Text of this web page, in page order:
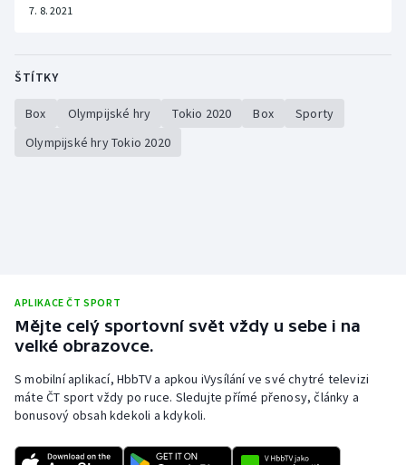
7. 8. 2021
ŠTÍTKY
Box Olympijské hry Tokio 2020 Box
Sporty
Olympijské hry Tokio 2020
APLIKACE ČT SPORT
Mějte celý sportovní svět vždy u sebe i na
velké obrazovce.
S mobilní aplikací, HbbTV a apkou iVysílání ve své chytré televizi
máte ČT sport vždy po ruce. Sledujte přímé přenosy, články a
bonusový obsah kdekoli a kdykoli.